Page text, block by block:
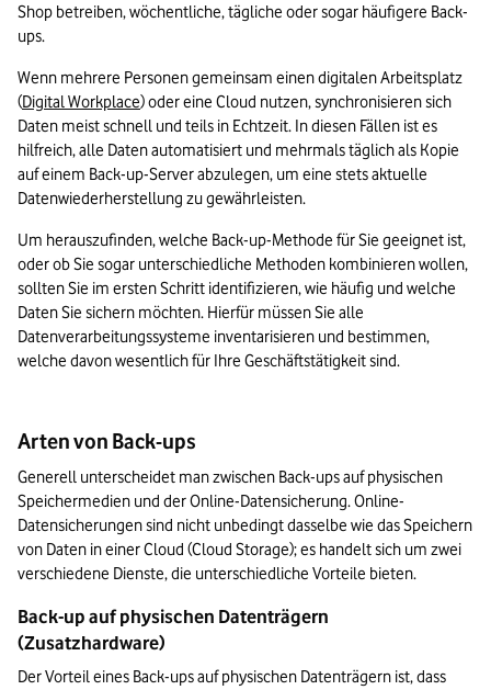
Shop betreiben, wöchentliche, tägliche oder sogar häufigere Back-
ups.
Wenn mehrere Personen gemeinsam einen digitalen Arbeitsplatz
(Digital Workplace) oder eine Cloud nutzen, synchronisieren sich
Daten meist schnell und teils in Echtzeit. In diesen Fällen ist es
hilfreich, alle Daten automatisiert und mehrmals täglich als Kopie
auf einem Back-up-Server abzulegen, um eine stets aktuelle
Datenwiederherstellung zu gewährleisten.
Um herauszufinden, welche Back-up-Methode für Sie geeignet ist,
oder ob Sie sogar unterschiedliche Methoden kombinieren wollen,
sollten Sie im ersten Schritt identifizieren, wie häufig und welche
Daten Sie sichern möchten. Hierfür müssen Sie alle
Datenverarbeitungssysteme inventarisieren und bestimmen,
welche davon wesentlich für Ihre Geschäftstätigkeit sind.
Arten von Back-ups
Generell unterscheidet man zwischen Back-ups auf physischen
Speichermedien und der Online-Datensicherung. Online-
Datensicherungen sind nicht unbedingt dasselbe wie das Speichern
von Daten in einer Cloud (Cloud Storage); es handelt sich um zwei
verschiedene Dienste, die unterschiedliche Vorteile bieten.
Back-up auf physischen Datenträgern
(Zusatzhardware)
Der Vorteil eines Back-ups auf physischen Datenträgern ist, dass